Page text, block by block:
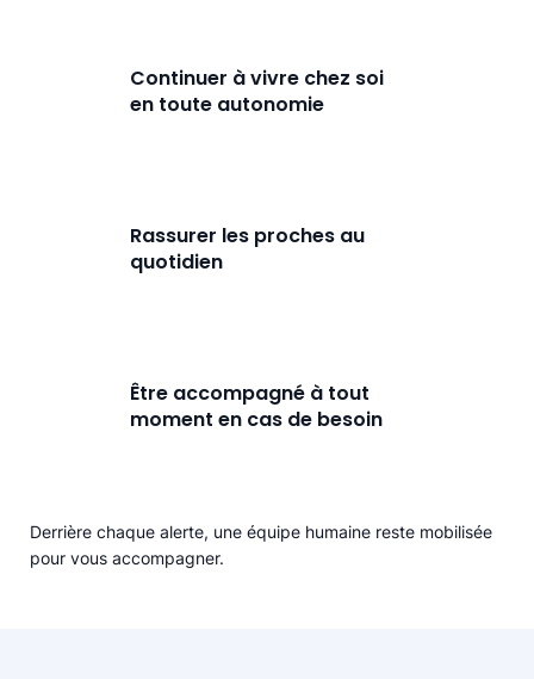
Continuer à vivre chez soi
en toute autonomie
Rassurer les proches au
quotidien
Être accompagné à tout
moment en cas de besoin
Derrière chaque alerte, une équipe humaine reste mobilisée
pour vous accompagner.